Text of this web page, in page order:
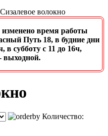
Сизалевое волокно
время работы
Путь 18, в будние дни
в субботу с 11 до 16ч,
выходной.
Количество: